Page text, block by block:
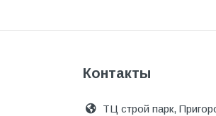
Механизированные
Напольные покрытия
Контакты
ТЦ строй парк,